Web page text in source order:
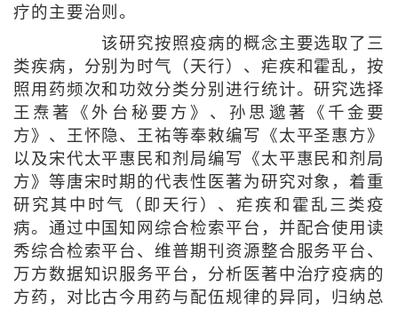
疗的主要治则。
该研究按照疫病的概念主要选取了三
类疾病，分别为时气（天行）、疟疾和霍乱，按
照用药频次和功效分类分别进行统计。研究选择
王焘著《外台秘要方》、孙思邈著《千金要
方》、王怀隐、王祐等奉敕编写《太平圣惠方》
以及宋代太平惠民和剂局编写《太平惠民和剂局
方》等唐宋时期的代表性医著为研究对象，着重
研究其中时气（即天行）、疟疾和霍乱三类疫
病。通过中国知网综合检索平台，并配合使用读
秀综合检索平台、维普期刊资源整合服务平台、
万方数据知识服务平台，分析医著中治疗疫病的
方药，对比古今用药与配伍规律的异同，归纳总